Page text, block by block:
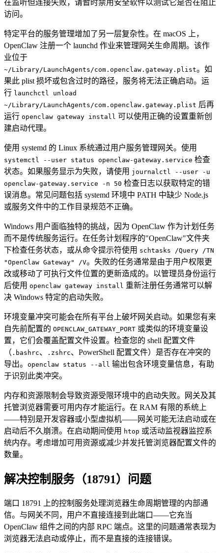
在监听但连接失败，请暂时禁用安全软件以测试它是否在阻止
访问。
特定平台的服务管理增加了另一层复杂性。在 macOS 上，
OpenClaw 注册一个 launchd 作业来管理网关生命周期。该作
业位于
~/Library/LaunchAgents/com.openclaw.gateway.plist。如
果此 plist 损坏或包含过时的路径，服务将无法正确启动。运
行 launchctl unload
~/Library/LaunchAgents/com.openclaw.gateway.plist 后再
运行 openclaw gateway install 可以使用正确的设置重新创
建启动代理。
使用 systemd 的 Linux 系统通过用户服务管理网关。使用
systemctl --user status openclaw-gateway.service 检查
状态。如果服务显示为失败，请使用 journalctl --user -u
openclaw-gateway.service -n 50 检查日志以获取特定的错
误消息。常见问题包括 systemd 环境中 PATH 中缺少 Node.js
或服务文件中的工作目录规范不正确。
Windows 用户面临独特的挑战，因为 OpenClaw 作为计划任务
而不是传统服务运行。在任务计划程序的"OpenClaw"文件夹
下检查任务状态，或从命令提示符使用 schtasks /Query /TN
"OpenClaw Gateway" /V。失败的任务通常是由于用户权限更
改或移动了可执行文件位置的更新造成的。以管理员身份运行
后使用 openclaw gateway install 重新注册任务通常可以解
决 Windows 特定的启动失败。
环境变量冲突可能会在所有平台上破坏网关启动。如果您有来
自先前配置的 OPENCLAW_GATEWAY_PORT 或类似的环境变量设
置，它们会覆盖配置文件设置。检查您的 shell 配置文件
（ .bashrc、 .zshrc、PowerShell 配置文件）是否存在冲突的
导出。 openclaw status --all 输出包含环境变量信息，有助
于识别此类冲突。
内存和资源限制会导致资源受限环境中的启动失败。网关及其
托管浏览器需要可用内存才能运行。在 RAM 有限的系统上
——特别是开发容器或小型虚拟机——网关可能无法启动或在
启动后不久崩溃。在启动期间使用 htop 或活动监视器监控系
统内存。考虑增加可用资源或减少并发托管浏览器配置文件的
数量。
解决控制服务（18791）问题
端口 18791 上的控制服务处理浏览器生命周期管理的内部通
信。与网关不同，用户不直接连接到此端口——它充当
OpenClaw 组件之间的内部 RPC 端点。这里的问题通常表现为
浏览器无法启动或停止，而不是直接的连接错误。